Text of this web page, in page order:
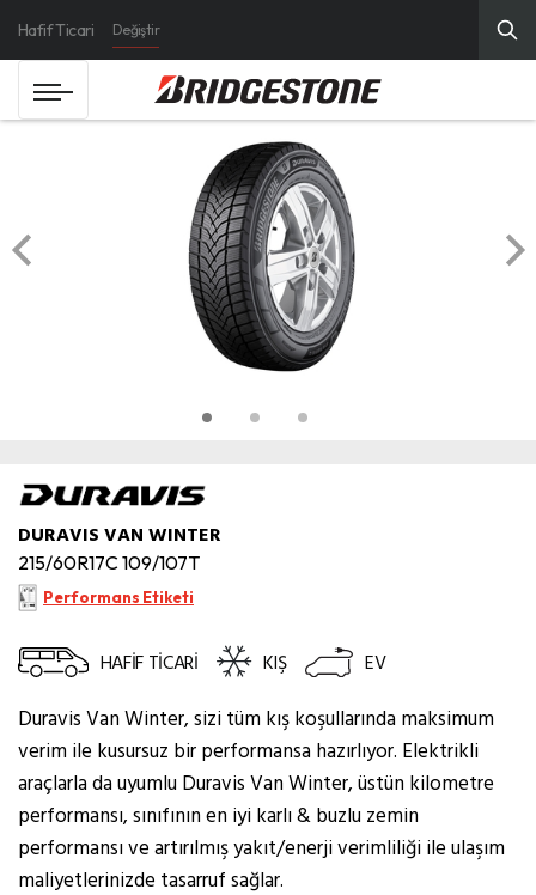
Hafif Ticari Değiştir
DURAVIS VAN WINTER
215/60R17C 109/107T
Performans Etiketi
HAFİF TİCARİ KIŞ EV
Duravis Van Winter, sizi tüm kış koşullarında maksimum
verim ile kusursuz bir performansa hazırlıyor. Elektrikli
araçlarla da uyumlu Duravis Van Winter, üstün kilometre
performansı, sınıfının en iyi karlı & buzlu zemin
performansı ve artırılmış yakıt/enerji verimliliği ile ulaşım
maliyetlerinizde tasarruf sağlar.